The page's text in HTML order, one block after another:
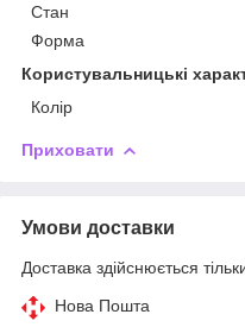
Стан
Форма
Користувальницькі
Колір
Приховати
Умови доставки
Доставка здійснюється
Нова Пошта